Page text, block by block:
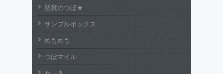
懸賞のつぼ★
サンプルボックス
めもめも
つぼマイル